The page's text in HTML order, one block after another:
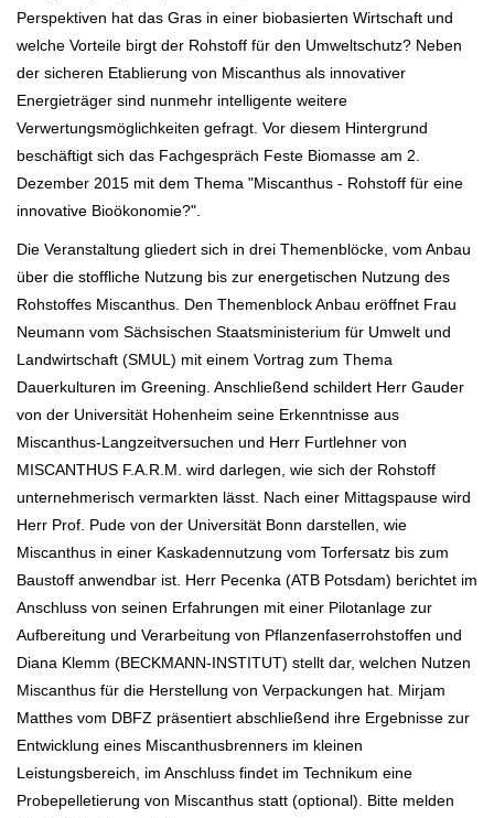
Perspektiven hat das Gras in einer biobasierten Wirtschaft und
welche Vorteile birgt der Rohstoff für den Umweltschutz? Neben
der sicheren Etablierung von Miscanthus als innovativer
Energieträger sind nunmehr intelligente weitere
Verwertungsmöglichkeiten gefragt. Vor diesem Hintergrund
beschäftigt sich das Fachgespräch Feste Biomasse am 2.
Dezember 2015 mit dem Thema "Miscanthus - Rohstoff für eine
innovative Bioökonomie?".
Die Veranstaltung gliedert sich in drei Themenblöcke, vom Anbau
über die stoffliche Nutzung bis zur energetischen Nutzung des
Rohstoffes Miscanthus. Den Themenblock Anbau eröffnet Frau
Neumann vom Sächsischen Staatsministerium für Umwelt und
Landwirtschaft (SMUL) mit einem Vortrag zum Thema
Dauerkulturen im Greening. Anschließend schildert Herr Gauder
von der Universität Hohenheim seine Erkenntnisse aus
Miscanthus-Langzeitversuchen und Herr Furtlehner von
MISCANTHUS F.A.R.M. wird darlegen, wie sich der Rohstoff
unternehmerisch vermarkten lässt. Nach einer Mittagspause wird
Herr Prof. Pude von der Universität Bonn darstellen, wie
Miscanthus in einer Kaskadennutzung vom Torfersatz bis zum
Baustoff anwendbar ist. Herr Pecenka (ATB Potsdam) berichtet im
Anschluss von seinen Erfahrungen mit einer Pilotanlage zur
Aufbereitung und Verarbeitung von Pflanzenfaserrohstoffen und
Diana Klemm (BECKMANN-INSTITUT) stellt dar, welchen Nutzen
Miscanthus für die Herstellung von Verpackungen hat. Mirjam
Matthes vom DBFZ präsentiert abschließend ihre Ergebnisse zur
Entwicklung eines Miscanthusbrenners im kleinen
Leistungsbereich, im Anschluss findet im Technikum eine
Probepelletierung von Miscanthus statt (optional). Bitte melden